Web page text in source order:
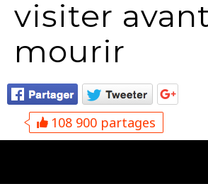
visiter
mourir
108 900 partages